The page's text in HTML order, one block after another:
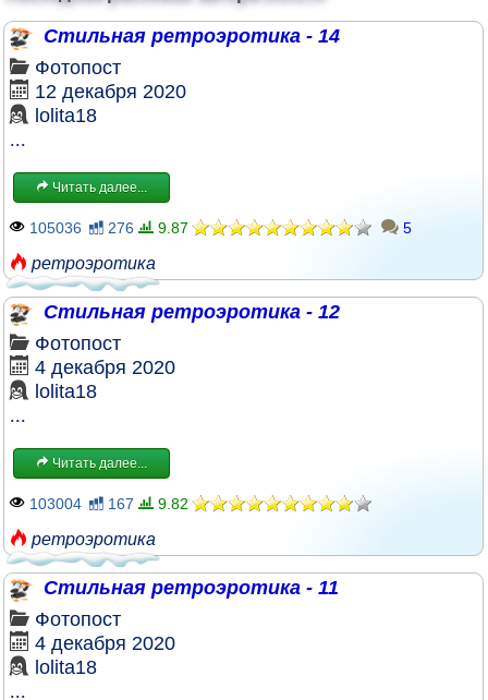
Стильная ретроэротика - 14
Фотопост
12 декабря 2020
lolita18
...
Читать далее...
105036 276 9.87 5
ретроэротика
Стильная ретроэротика - 12
Фотопост
4 декабря 2020
lolita18
...
Читать далее...
103004 167 9.82
ретроэротика
Стильная ретроэротика - 11
Фотопост
4 декабря 2020
lolita18
...